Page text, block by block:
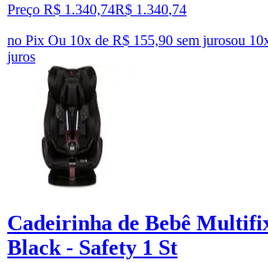
Preço R$ 1.340,74R$ 1.340,74
no Pix Ou 10x de R$ 155,90 sem jurosou 10
juros
Cadeirinha de Bebê
Black - Safety 1 St